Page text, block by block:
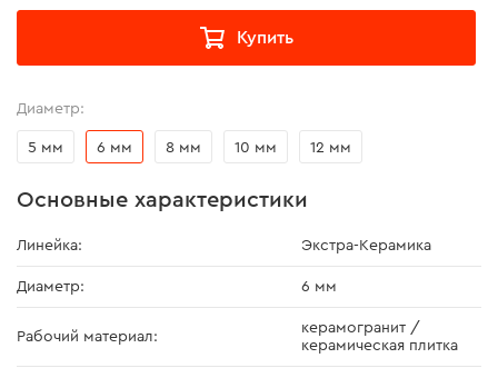
Купить
Диаметр:
5 мм 6 мм 8 мм 10 мм 12 мм
Основные характеристики
Линейка: Экстра-Керамика
Диаметр: 6 мм
Рабочий материал:
керамогранит /
керамическая плитка